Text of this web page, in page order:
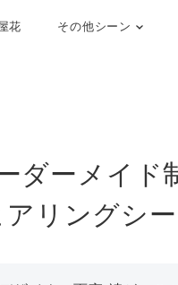
花 その他シーン
ダーメイド
アリングシー